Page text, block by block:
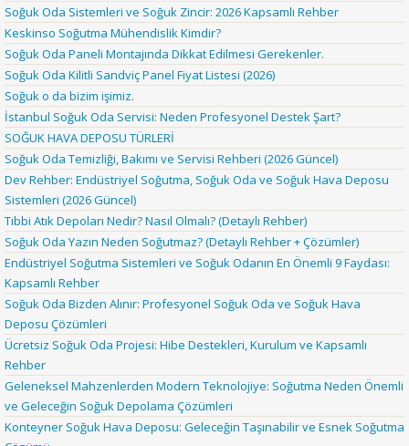
Soğuk Oda Sistemleri ve Soğuk Zincir: 2026 Kapsamlı Rehber
Keskinso Soğutma Mühendislik Kimdir?
Soğuk Oda Paneli Montajında Dikkat Edilmesi Gerekenler.
Soğuk Oda Kilitli Sandviç Panel Fiyat Listesi (2026)
Soğuk o da bizim işimiz.
İstanbul Soğuk Oda Servisi: Neden Profesyonel Destek Şart?
SOĞUK HAVA DEPOSU TÜRLERİ
Soğuk Oda Temizliği, Bakımı ve Servisi Rehberi (2026 Güncel)
Dev Rehber: Endüstriyel Soğutma, Soğuk Oda ve Soğuk Hava Deposu
Sistemleri (2026 Güncel)
Tıbbi Atık Depoları Nedir? Nasıl Olmalı? (Detaylı Rehber)
Soğuk Oda Yazın Neden Soğutmaz? (Detaylı Rehber + Çözümler)
Endüstriyel Soğutma Sistemleri ve Soğuk Odanın En Önemli 9 Faydası:
Kapsamlı Rehber
Soğuk Oda Bizden Alınır: Profesyonel Soğuk Oda ve Soğuk Hava
Deposu Çözümleri
Ücretsiz Soğuk Oda Projesi: Hibe Destekleri, Kurulum ve Kapsamlı
Rehber
Geleneksel Mahzenlerden Modern Teknolojiye: Soğutma Neden Önemli
ve Geleceğin Soğuk Depolama Çözümleri
Konteyner Soğuk Hava Deposu: Geleceğin Taşınabilir ve Esnek Soğutma